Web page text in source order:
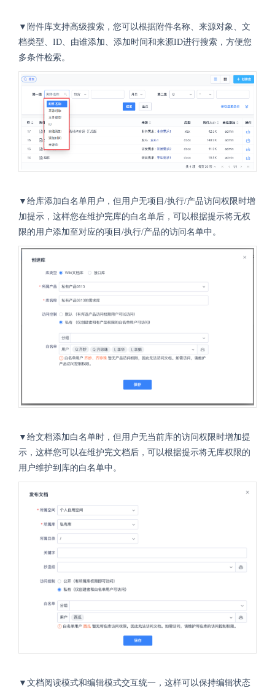
▼附件库支持高级搜索，您可以根据附件名称、来源对象、文
档类型、ID、由谁添加、添加时间和来源ID进行搜索，方便您
多条件检索。
▼给库添加白名单用户，但用户无项目/执行/产品访问权限时增
加提示，这样您在维护完库的白名单后，可以根据提示将无权
限的用户添加至对应的项目/执行/产品的访问名单中。
▼给文档添加白名单时，但用户无当前库的访问权限时增加提
示，这样您可以在维护完文档后，可以根据提示将无库权限的
用户维护到库的白名单中。
▼文档阅读模式和编辑模式交互统一，这样可以保持编辑状态